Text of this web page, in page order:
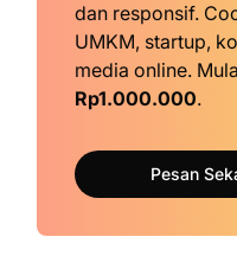
dan responsif.
UMKM, startup,
media online.
Rp1.000.000.
Pesan